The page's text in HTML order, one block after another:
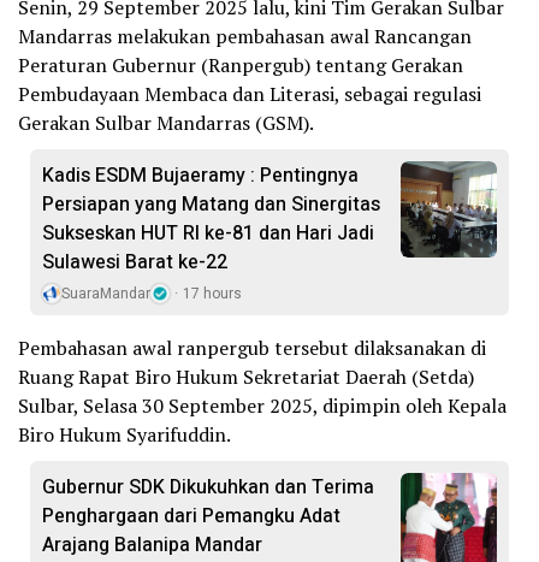
Senin, 29 September 2025 lalu, kini Tim Gerakan Sulbar
Mandarras melakukan pembahasan awal Rancangan
Peraturan Gubernur (Ranpergub) tentang Gerakan
Pembudayaan Membaca dan Literasi, sebagai regulasi
Gerakan Sulbar Mandarras (GSM).
Kadis ESDM Bujaeramy : Pentingnya
Persiapan yang Matang dan Sinergitas
Sukseskan HUT RI ke-81 dan Hari Jadi
Sulawesi Barat ke-22
SuaraMandar 17 hours
Pembahasan awal ranpergub tersebut dilaksanakan di
Ruang Rapat Biro Hukum Sekretariat Daerah (Setda)
Sulbar, Selasa 30 September 2025, dipimpin oleh Kepala
Biro Hukum Syarifuddin.
Gubernur SDK Dikukuhkan dan Terima
Penghargaan dari Pemangku Adat
Arajang Balanipa Mandar